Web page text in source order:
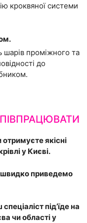
кроквяної системи
шарів проміжного та
до
якісні
у Києві.
швидко приведемо
під’їде на
чи області у